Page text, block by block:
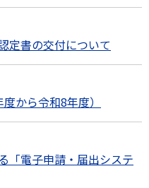
定書の交付について
から令和8年度）
「電子申請・届出システ